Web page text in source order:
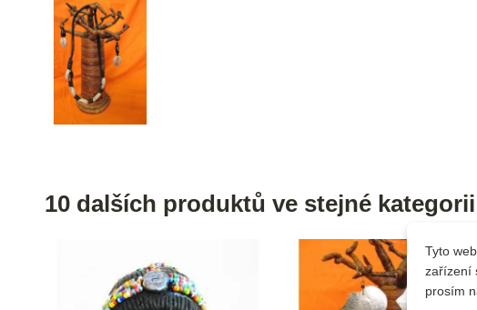
10 dalších produktů ve stejné
Tyto
zařízení
prosím